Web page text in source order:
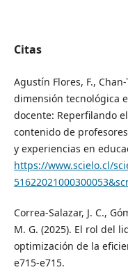
Citas
Agustín Flores, F., Chan-
dimensión tecnológica
docente: Reperfilando
contenido de
y experiencias en
https://www.scielo.cl/
Correa-Salazar, J. C.,
M. G. (2025). El rol del
optimización de la
e715-e715.